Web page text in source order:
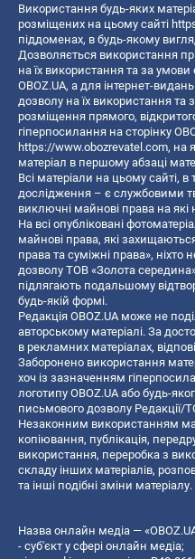
Використання будь-яких
розміщених на цьому сайті
піддоменах, в будь-якому
Дозволяється використання
на їх використання та за
OBOZ.UA, а для інтернет-
дозволу на їх використання та
розміщення прямого,
гіперпосилання на сторінку
https://www.obozrevatel.com, на
матеріал в першому абзаці
Всі матеріали на цьому сайті, в
дослідження – є службовими
виключні майнові права на
На всі опубліковані
майнові права, які
права та суміжні права»,
дозволу ТОВ «Золота
підлягають подальшому
будь-якій формі.
Редакція OBOZ.UA може не
авторському матеріалі. За
в рекламних матеріалах,
Заборонено використання
хоч із зазначенням
логотипу OBOZ.UA або будь-
письмового дозволу Редакції/
Незаконним використанням
копiювання, публiкацiя,
використання, переробка з
складу інших матеріалів,
та інші подібні зміни матеріалу.
Назва онлайн медіа —
- суб'єкт у сфері онлайн медіа;